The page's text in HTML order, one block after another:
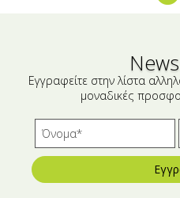
Set
Εγγραφείτε στην λίστα
μοναδικές